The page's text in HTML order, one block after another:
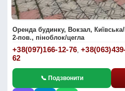
Оренда будинку, Вокзал,
2-пов., піноблок/цегла
+38(097)166-12-76,
62
📞 Подзвонити